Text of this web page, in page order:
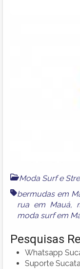
Moda Surf e
bermudas em
rua em Mauá,
moda surf em
Pesquisas
Whatsapp
Suporte